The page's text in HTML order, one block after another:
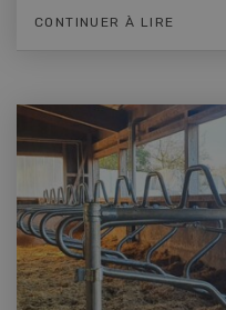
CONTINUER À LIRE